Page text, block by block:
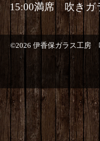
15:00満席 吹きガ
©2026 伊香保ガラス工房